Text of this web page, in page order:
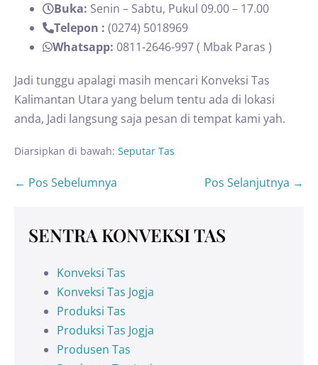
Buka: Senin – Sabtu, Pukul 09.00 – 17.00
Telepon : (0274) 5018969
Whatsapp: 0811-2646-997 ( Mbak Paras )
Jadi tunggu apalagi masih mencari Konveksi Tas
Kalimantan Utara yang belum tentu ada di lokasi
anda, Jadi langsung saja pesan di tempat kami yah.
Diarsipkan di bawah: Seputar Tas
← Pos Sebelumnya Pos Selanjutnya →
SENTRA KONVEKSI TAS
Konveksi Tas
Konveksi Tas Jogja
Produksi Tas
Produksi Tas Jogja
Produsen Tas